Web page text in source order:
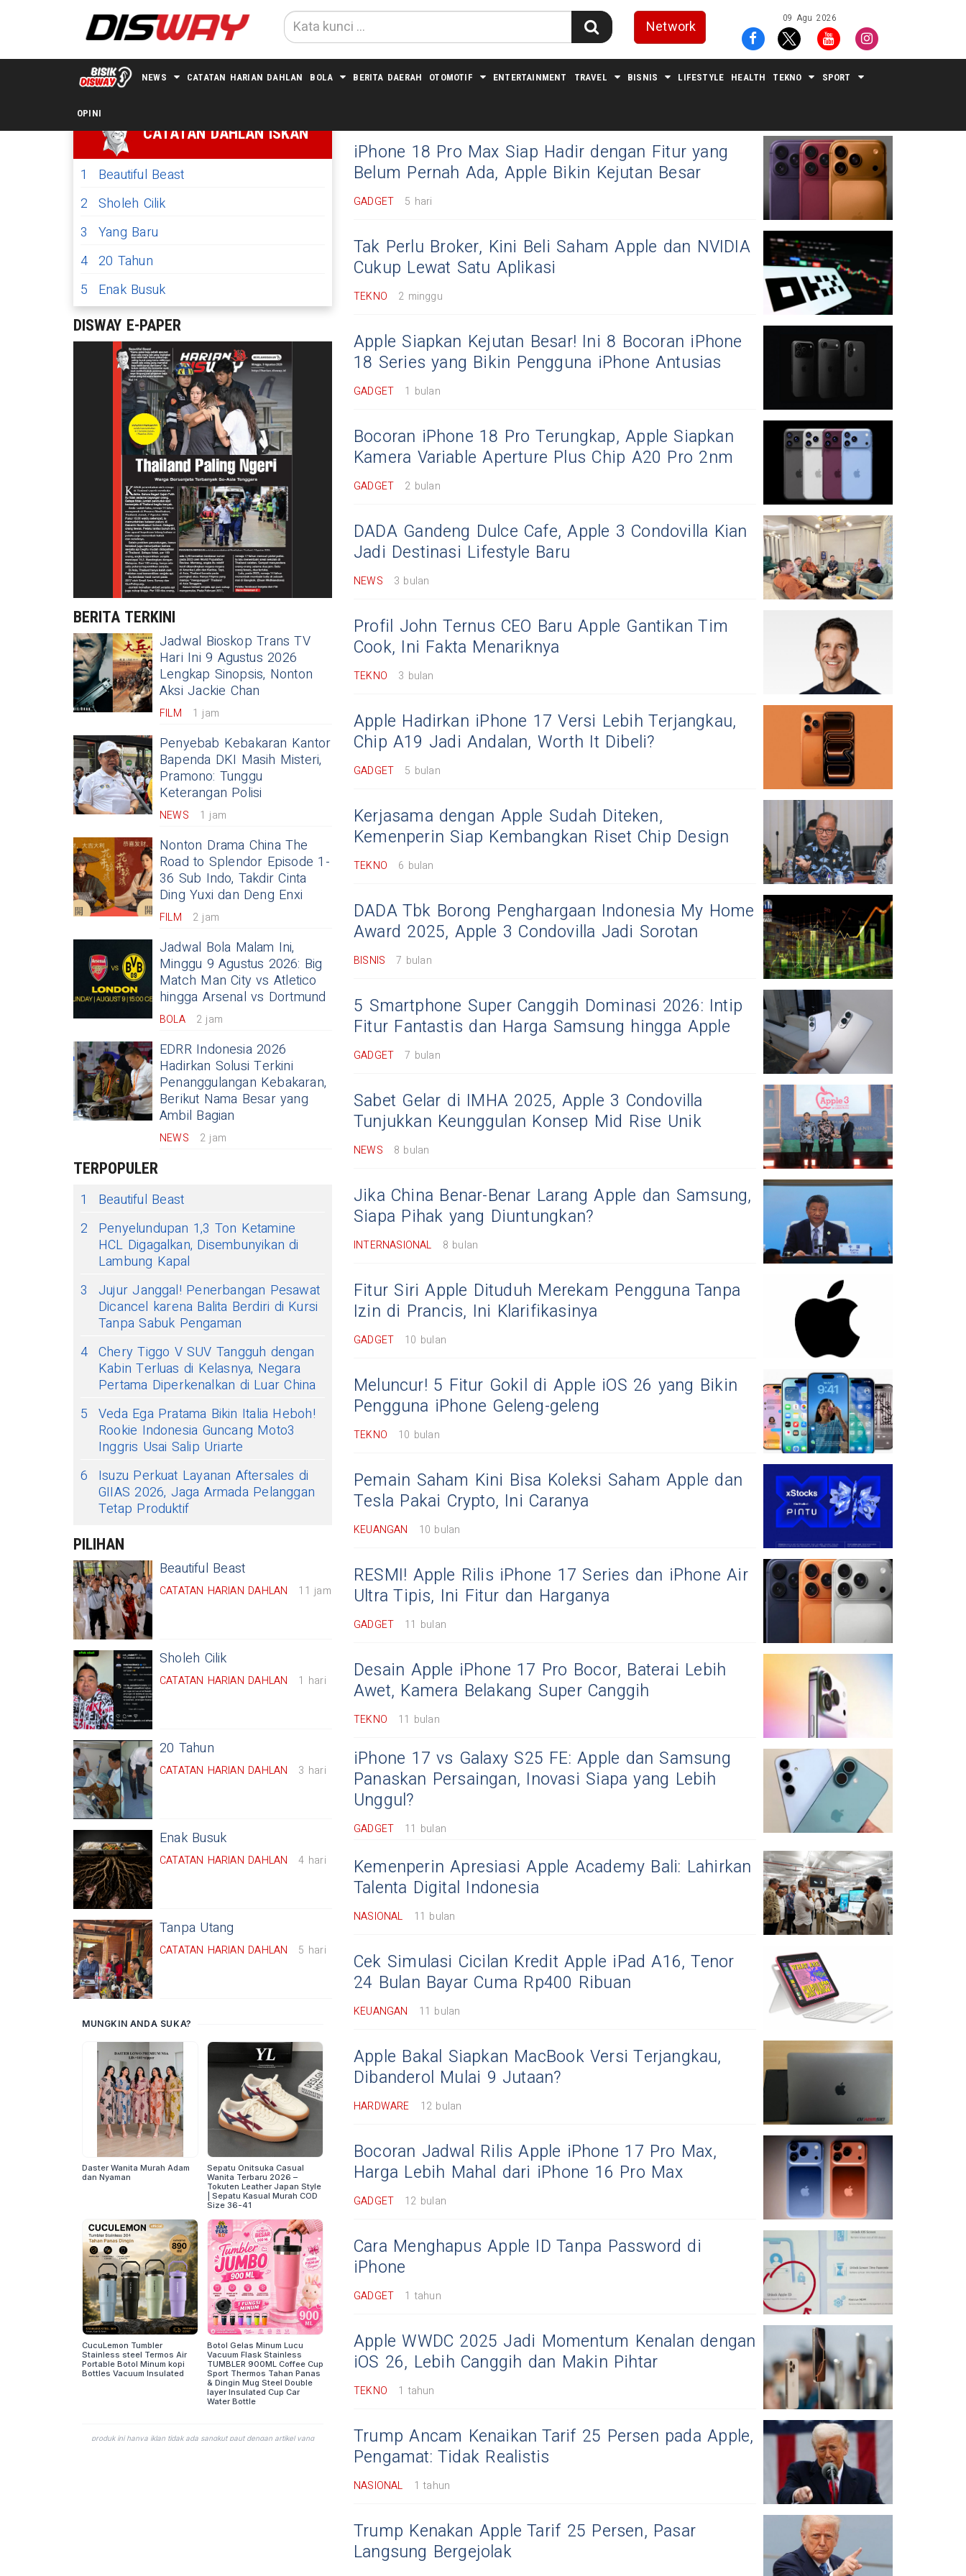
Network 09 Agu 2026
NEWS CATATAN HARIAN DAHLAN BOLA BERITA DAERAH OTOMOTIF ENTERTAINMENT TRAVEL BISNIS LIFESTYLE HEALTH TEKNO SPORT
OPINI
CATATAN DAHLAN ISKAN
1
Beautiful Beast
2 Sholeh Cilik
3
Yang Baru
4 20 Tahun
5
Enak Busuk
DISWAY E-PAPER
BERITA TERKINI
Jadwal Bioskop Trans TV
Hari Ini 9 Agustus 2026
Lengkap Sinopsis, Nonton
Aksi Jackie Chan
FILM 1 jam
Penyebab Kebakaran Kantor
Bapenda DKI Masih Misteri,
Pramono: Tunggu
Keterangan Polisi
NEWS 1 jam
Nonton Drama China The
Road to Splendor Episode 1-
36 Sub Indo, Takdir Cinta
Ding Yuxi dan Deng Enxi
FILM 2 jam
Jadwal Bola Malam Ini,
Minggu 9 Agustus 2026: Big
Match Man City vs Atletico
hingga Arsenal vs Dortmund
BOLA 2 jam
EDRR Indonesia 2026
Hadirkan Solusi Terkini
Penanggulangan Kebakaran,
Berikut Nama Besar yang
Ambil Bagian
NEWS 2 jam
TERPOPULER
1
Beautiful Beast
2
Penyelundupan 1,3 Ton Ketamine
HCL Digagalkan, Disembunyikan di
Lambung Kapal
3
Jujur Janggal! Penerbangan Pesawat
Dicancel karena Balita Berdiri di Kursi
Tanpa Sabuk Pengaman
4 Chery Tiggo V SUV Tangguh dengan
Kabin Terluas di Kelasnya, Negara
Pertama Diperkenalkan di Luar China
5 Veda Ega Pratama Bikin Italia Heboh!
Rookie Indonesia Guncang Moto3
Inggris Usai Salip Uriarte
6
Isuzu Perkuat Layanan Aftersales di
GIIAS 2026, Jaga Armada Pelanggan
Tetap Produktif
PILIHAN
Beautiful Beast
CATATAN HARIAN DAHLAN 11 jam
Sholeh Cilik
CATATAN HARIAN DAHLAN 1 hari
20 Tahun
CATATAN HARIAN DAHLAN 3 hari
Enak Busuk
CATATAN HARIAN DAHLAN 4 hari
Tanpa Utang
CATATAN HARIAN DAHLAN 5 hari
iPhone 18 Pro Max Siap Hadir dengan Fitur yang
Belum Pernah Ada, Apple Bikin Kejutan Besar
GADGET 5 hari
Tak Perlu Broker, Kini Beli Saham Apple dan NVIDIA
Cukup Lewat Satu Aplikasi
TEKNO 2 minggu
Apple Siapkan Kejutan Besar! Ini 8 Bocoran iPhone
18 Series yang Bikin Pengguna iPhone Antusias
GADGET 1 bulan
Bocoran iPhone 18 Pro Terungkap, Apple Siapkan
Kamera Variable Aperture Plus Chip A20 Pro 2nm
GADGET 2 bulan
DADA Gandeng Dulce Cafe, Apple 3 Condovilla Kian
Jadi Destinasi Lifestyle Baru
NEWS 3 bulan
Profil John Ternus CEO Baru Apple Gantikan Tim
Cook, Ini Fakta Menariknya
TEKNO 3 bulan
Apple Hadirkan iPhone 17 Versi Lebih Terjangkau,
Chip A19 Jadi Andalan, Worth It Dibeli?
GADGET 5 bulan
Kerjasama dengan Apple Sudah Diteken,
Kemenperin Siap Kembangkan Riset Chip Design
TEKNO 6 bulan
DADA Tbk Borong Penghargaan Indonesia My Home
Award 2025, Apple 3 Condovilla Jadi Sorotan
BISNIS 7 bulan
5 Smartphone Super Canggih Dominasi 2026: Intip
Fitur Fantastis dan Harga Samsung hingga Apple
GADGET 7 bulan
Sabet Gelar di IMHA 2025, Apple 3 Condovilla
Tunjukkan Keunggulan Konsep Mid Rise Unik
NEWS 8 bulan
Jika China Benar-Benar Larang Apple dan Samsung,
Siapa Pihak yang Diuntungkan?
INTERNASIONAL 8 bulan
Fitur Siri Apple Dituduh Merekam Pengguna Tanpa
Izin di Prancis, Ini Klarifikasinya
GADGET 10 bulan
Meluncur! 5 Fitur Gokil di Apple iOS 26 yang Bikin
Pengguna iPhone Geleng-geleng
TEKNO 10 bulan
Pemain Saham Kini Bisa Koleksi Saham Apple dan
Tesla Pakai Crypto, Ini Caranya
KEUANGAN 10 bulan
RESMI! Apple Rilis iPhone 17 Series dan iPhone Air
Ultra Tipis, Ini Fitur dan Harganya
GADGET 11 bulan
Desain Apple iPhone 17 Pro Bocor, Baterai Lebih
Awet, Kamera Belakang Super Canggih
TEKNO 11 bulan
iPhone 17 vs Galaxy S25 FE: Apple dan Samsung
Panaskan Persaingan, Inovasi Siapa yang Lebih
Unggul?
GADGET 11 bulan
Kemenperin Apresiasi Apple Academy Bali: Lahirkan
Talenta Digital Indonesia
NASIONAL 11 bulan
Cek Simulasi Cicilan Kredit Apple iPad A16, Tenor
24 Bulan Bayar Cuma Rp400 Ribuan
KEUANGAN 11 bulan
Apple Bakal Siapkan MacBook Versi Terjangkau,
Dibanderol Mulai 9 Jutaan?
HARDWARE 12 bulan
Bocoran Jadwal Rilis Apple iPhone 17 Pro Max,
Harga Lebih Mahal dari iPhone 16 Pro Max
GADGET 12 bulan
Cara Menghapus Apple ID Tanpa Password di
iPhone
GADGET 1 tahun
Apple WWDC 2025 Jadi Momentum Kenalan dengan
iOS 26, Lebih Canggih dan Makin Pihtar
TEKNO 1 tahun
Trump Ancam Kenaikan Tarif 25 Persen pada Apple,
Pengamat: Tidak Realistis
NASIONAL 1 tahun
Trump Kenakan Apple Tarif 25 Persen, Pasar
Langsung Bergejolak